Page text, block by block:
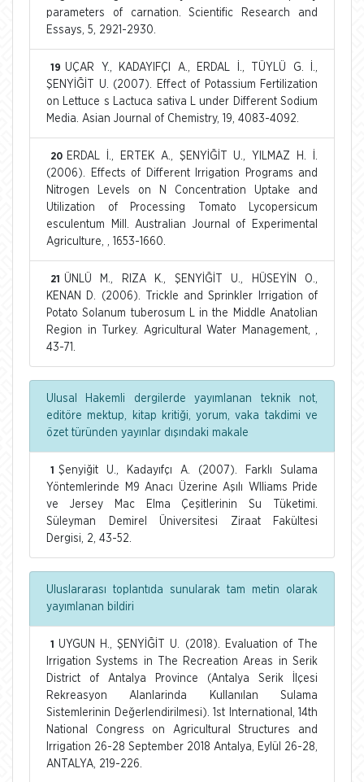
parameters of carnation. Scientific Research and
Essays, 5, 2921-2930.
19 UÇAR Y., KADAYIFÇI A., ERDAL İ., TÜYLÜ G. İ.,
ŞENYİĞİT U. (2007). Effect of Potassium Fertilization
on Lettuce s Lactuca sativa L under Different Sodium
Media. Asian Journal of Chemistry, 19, 4083-4092.
20 ERDAL İ., ERTEK A., ŞENYİĞİT U., YILMAZ H. İ.
(2006). Effects of Different Irrigation Programs and
Nitrogen Levels on N Concentration Uptake and
Utilization of Processing Tomato Lycopersicum
esculentum Mill. Australian Journal of Experimental
Agriculture, , 1653-1660.
21
ÜNLÜ M., RIZA K., ŞENYİĞİT U., HÜSEYİN O.,
KENAN D. (2006). Trickle and Sprinkler Irrigation of
Potato Solanum tuberosum L in the Middle Anatolian
Region in Turkey. Agricultural Water Management, ,
43-71.
Ulusal Hakemli dergilerde yayımlanan teknik not,
editöre mektup, kitap kritiği, yorum, vaka takdimi ve
özet türünden yayınlar dışındaki makale
1
Şenyiğit U., Kadayıfçı A. (2007). Farklı Sulama
Yöntemlerinde M9 Anacı Üzerine Aşılı Wlliams Pride
ve Jersey Mac Elma Çeşitlerinin Su Tüketimi.
Süleyman Demirel Üniversitesi Ziraat Fakültesi
Dergisi, 2, 43-52.
Uluslararası toplantıda sunularak tam metin olarak
yayımlanan bildiri
1
UYGUN H., ŞENYİĞİT U. (2018). Evaluation of The
Irrigation Systems in The Recreation Areas in Serik
District of Antalya Province (Antalya Serik İlçesi
Rekreasyon Alanlarinda Kullanılan Sulama
Sistemlerinin Değerlendirilmesi). 1st International, 14th
National Congress on Agricultural Structures and
Irrigation 26-28 September 2018 Antalya, Eylül 26-28,
ANTALYA, 219-226.